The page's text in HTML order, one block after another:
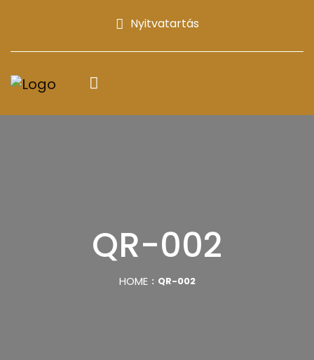
Nyitvatartás
QR-002
HOME QR-002